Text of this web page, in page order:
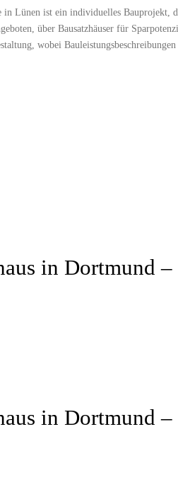
in Lünen ist ein individuelles Bauprojekt,
über Bausatzhäuser für
wobei
in Dortmund
in Dortmund